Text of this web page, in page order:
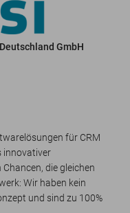
GmbH
für CRM
innovativer
die gleichen
Wir haben kein
und sind zu 100%